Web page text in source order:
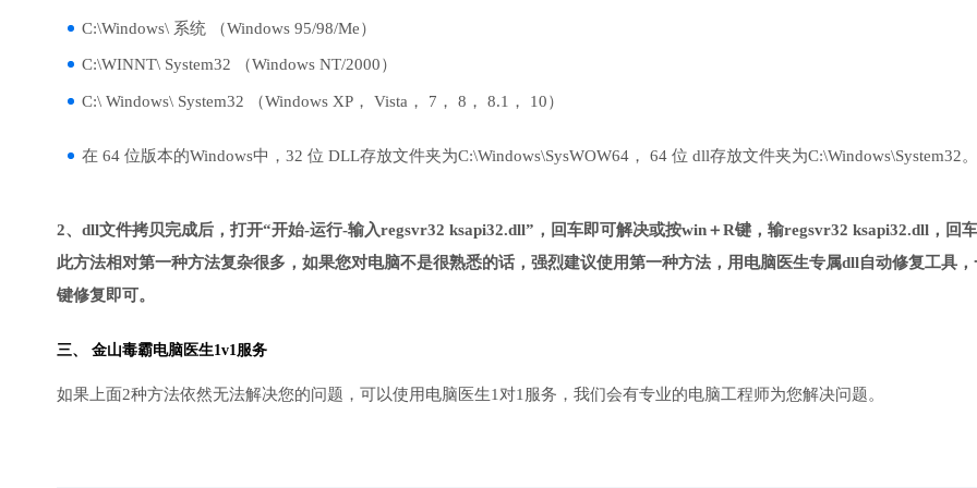
C:\Windows\ 系统 （Windows 95/98/Me）
C:\WINNT\ System32 （Windows NT/2000）
C:\ Windows\ System32 （Windows XP， Vista， 7， 8， 8.1， 10）
在 64 位版本的Windows中，32 位 DLL存放文件夹为C:\Windows\SysWOW64， 64 位 dll存放文件夹为C:\Windows\System32。
2、dll文件拷贝完成后，打开“开始-运行-输入regsvr32 ksapi32.dll”，回车即可解决或按win＋R键，输regsvr32 ksapi32.dll，回车
此方法相对第一种方法复杂很多，如果您对电脑不是很熟悉的话，强烈建议使用第一种方法，用电脑医生专属dll自动修复工具，
键修复即可。
三、 金山毒霸电脑医生1v1服务
如果上面2种方法依然无法解决您的问题，可以使用电脑医生1对1服务，我们会有专业的电脑工程师为您解决问题。